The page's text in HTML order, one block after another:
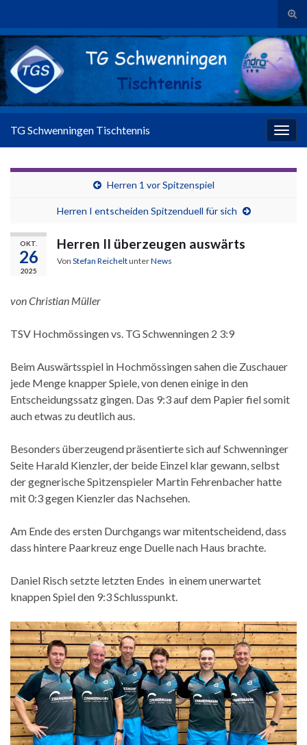
Search for:
TG Schwenningen Tischtennis
Herren 1 vor Spitzenspiel
Herren I entscheiden Spitzenduell für sich
OKT.
26
2025
Herren II überzeugen auswärts
Von Stefan ReicheltunterNews
von Christian Müller
TSV Hochmössingen vs. TG Schwenningen 2 3:9
Beim Auswärtsspiel in Hochmössingen sahen die Zuschauer
jede Menge knapper Spiele, von denen einige in den
Entscheidungssatz gingen. Das 9:3 auf dem Papier fiel somit
auch etwas zu deutlich aus.
Besonders überzeugend präsentierte sich auf Schwenninger
Seite Harald Kienzler, der beide Einzel klar gewann, selbst
der gegnerische Spitzenspieler Martin Fehrenbacher hatte
mit 0:3 gegen Kienzler das Nachsehen.
Am Ende des ersten Durchgangs war mitentscheidend, dass
dass hintere Paarkreuz enge Duelle nach Haus brachte.
Daniel Risch setzte letzten Endes in einem unerwartet
knappen Spiel den 9:3 Schlusspunkt.